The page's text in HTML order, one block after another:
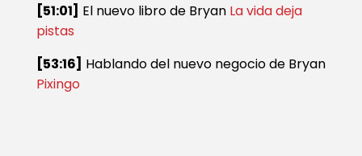
[51:01] El nuevo libro de Bryan La vida deja
pistas
[53:16] Hablando del nuevo negocio de Bryan
Pixingo